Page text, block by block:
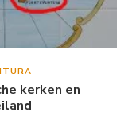
kerken en